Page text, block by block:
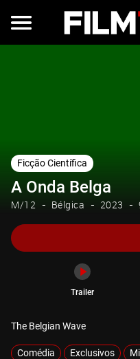
Ficção Científica
A Onda Belga
M/12 Bélgica 2023
Trailer
The Belgian Wave
Comédia Exclusivos